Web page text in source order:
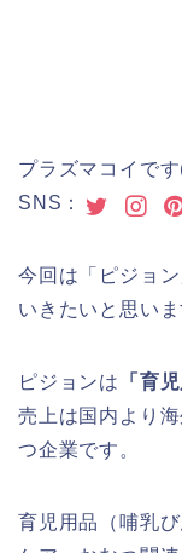
プラズマコイで
SNS：
今回は「ピジョ
いきたいと思いま
ピジョンは 「育
売上は国内より
つ企業です。
育児用品（哺乳